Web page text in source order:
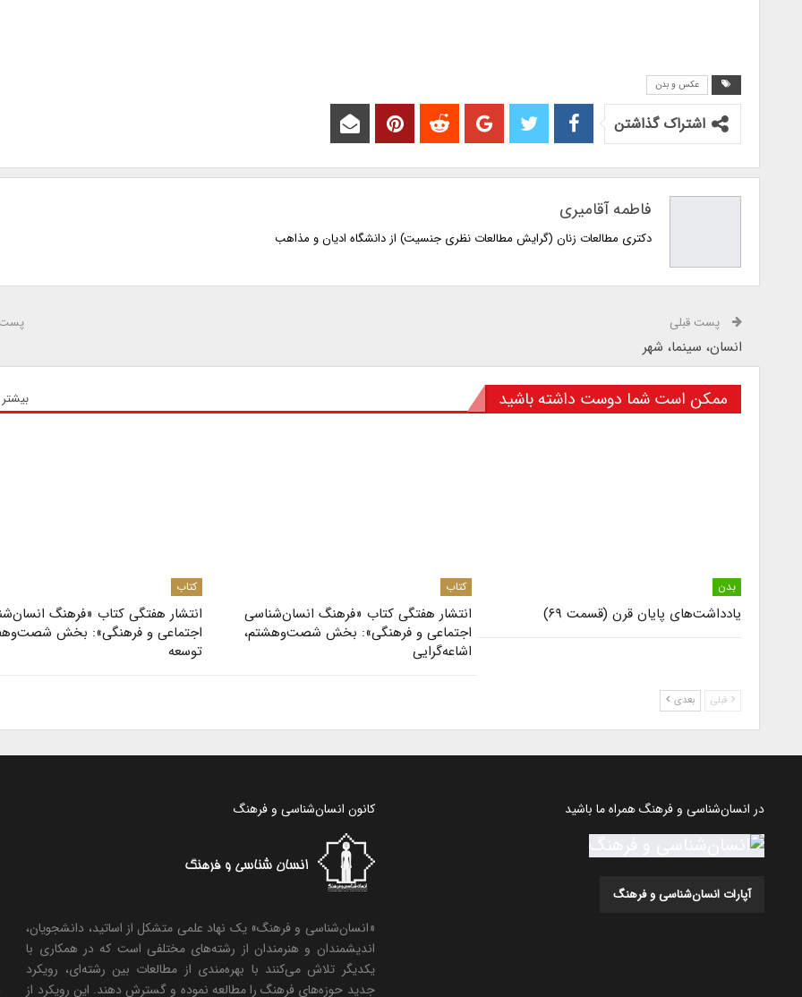
عکس و بدن
اشتراک گذاشتن
فاطمه آقامیری
دکتری مطالعات زنان (گرایش مطالعات نظری جنسیت) از دانشگاه ادیان و مذاهب
پست قبلی
انسان، سینما، شهر
ممکن است شما دوست داشته باشید
بدن
یادداشت‌های پایان قرن (قسمت ۶۹)
کتاب
انتشار هفتگی کتاب «فرهنگ انسان‌شناسی
اجتماعی و فرهنگی»: بخش شصت‌وهشتم،
اشاعه‌گرایی
کتاب
انتشار هفتگی کتاب «فرهنگ
اجتماعی و فرهنگی»: بخش
توسعه
قبلی بعدی
در انسان‌شناسی و فرهنگ همراه ما باشید
آپارات انسان‌شناسی و فرهنگ
کانون انسان‌شناسی و فرهنگ
«انسان‌شناسی و فرهنگ» یک نهاد علمی متشکل از اساتید، دانشجویان،
اندیشمندان و هنرمندان از رشته‌های مختلفی است که در همکاری با
یکدیگر تلاش می‌کنند با بهره‌مندی از مطالعات بین رشته‌ای، رویکرد
جدید حوزه‌های فرهنگ را مطالعه نموده و گسترش دهند. این رویکرد از